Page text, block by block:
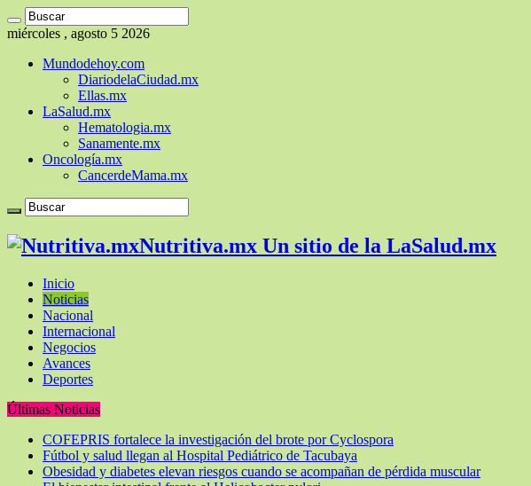
miércoles , agosto 5 2026
Mundodehoy.com
DiariodelaCiudad.mx
Ellas.mx
LaSalud.mx
Hematologia.mx
Sanamente.mx
Oncología.mx
CancerdeMama.mx
Nutritiva.mx Un sitio de la LaSalud.mx
Inicio
Noticias
Nacional
Internacional
Negocios
Avances
Deportes
Últimas Noticias
COFEPRIS fortalece la investigación del brote por Cyclospora
Fútbol y salud llegan al Hospital Pediátrico de Tacubaya
Obesidad y diabetes elevan riesgos cuando se acompañan de pérdida muscular